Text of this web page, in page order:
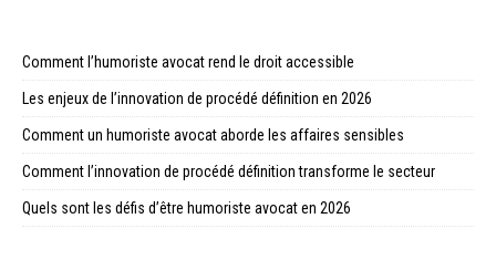
Comment l’humoriste avocat rend le droit accessible
Les enjeux de l’innovation de procédé définition en 2026
Comment un humoriste avocat aborde les affaires sensibles
Comment l’innovation de procédé définition transforme le secteur
Quels sont les défis d’être humoriste avocat en 2026